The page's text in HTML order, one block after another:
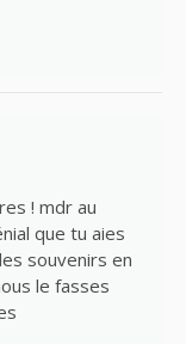
! mdr au
que tu aies
souvenirs en
le fasses